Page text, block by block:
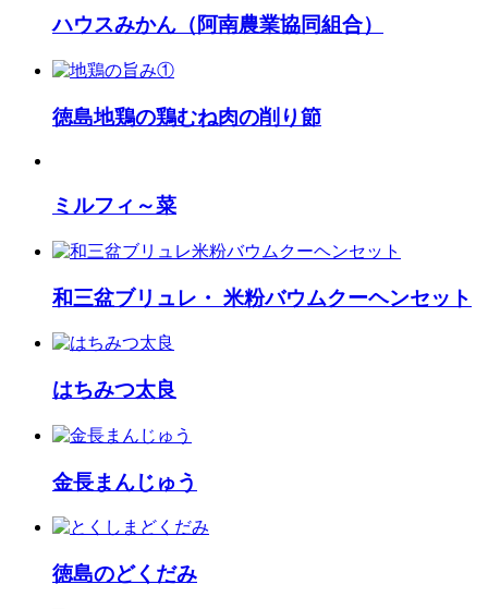
ハウスみかん（阿南農業協同組合）
徳島地鶏の鶏むね肉の削り節
ミルフィ～菜
和三盆ブリュレ・ 米粉バウムクーヘンセット
はちみつ太良
金長まんじゅう
徳島のどくだみ